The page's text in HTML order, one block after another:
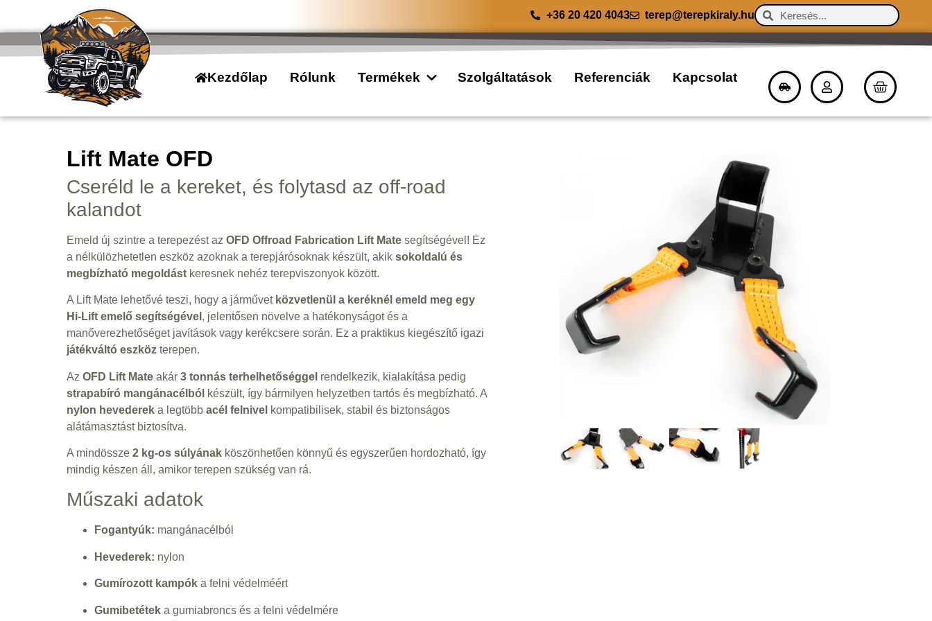
+36 20 420 4043 terep@terepkiraly.hu
Kezdőlap Rólunk Termékek Szolgáltatások Referenciák Kapcsolat
Lift Mate OFD
Cseréld le a kereket, és folytasd az off-road
kalandot
Emeld új szintre a terepezést az OFD Offroad Fabrication Lift Mate segítségével! Ez
a nélkülözhetetlen eszköz azoknak a terepjárósoknak készült, akik sokoldalú és
megbízható megoldást keresnek nehéz terepviszonyok között.
A Lift Mate lehetővé teszi, hogy a járművet közvetlenül a keréknél emeld meg egy
Hi-Lift emelő segítségével , jelentősen növelve a hatékonyságot és a
manőverezhetőséget javítások vagy kerékcsere során. Ez a praktikus kiegészítő igazi
játékváltó eszköz terepen.
Az OFD Lift Mate akár 3 tonnás terhelhetőséggel rendelkezik, kialakítása pedig
strapabíró mangánacélból
készült, így bármilyen helyzetben tartós és megbízható. A
nylon hevederek a legtöbb acél felnivel kompatibilisek, stabil és biztonságos
alátámasztást biztosítva.
A mindössze 2 kg-os súlyának köszönhetően könnyű és egyszerűen hordozható, így
mindig készen áll, amikor terepen szükség van rá.
Műszaki adatok
Fogantyúk: mangánacélból
Hevederek: nylon
Gumírozott kampók a felni védelméért
Gumibetétek a gumiabroncs és a felni védelmére